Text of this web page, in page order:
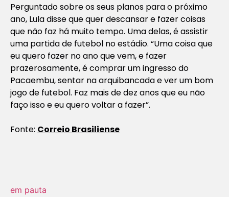
Perguntado sobre os seus planos para o próximo
ano, Lula disse que quer descansar e fazer coisas
que não faz há muito tempo. Uma delas, é assistir
uma partida de futebol no estádio. “Uma coisa que
eu quero fazer no ano que vem, e fazer
prazerosamente, é comprar um ingresso do
Pacaembu, sentar na arquibancada e ver um bom
jogo de futebol. Faz mais de dez anos que eu não
faço isso e eu quero voltar a fazer”.
Fonte: Correio Brasiliense
em pauta